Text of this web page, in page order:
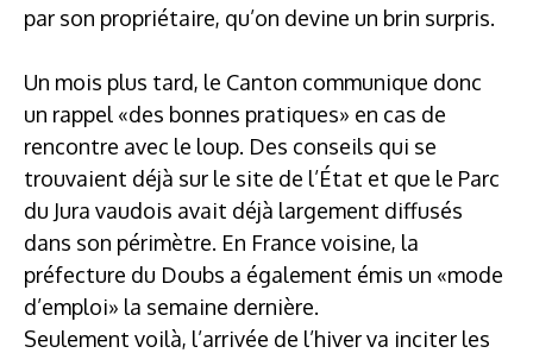
par son propriétaire, qu’on devine un brin surpris.
Un mois plus tard, le Canton communique donc
un rappel «des bonnes pratiques» en cas de
rencontre avec le loup. Des conseils qui se
trouvaient déjà sur le site de l’État et que le Parc
du Jura vaudois avait déjà largement diffusés
dans son périmètre. En France voisine, la
préfecture du Doubs a également émis un «mode
d’emploi» la semaine dernière.
Seulement voilà, l’arrivée de l’hiver va inciter les